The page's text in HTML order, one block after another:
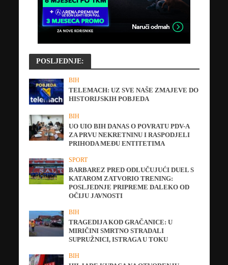
POSLJEDNJE:
BIH
TELEMACH: UZ SVE NAŠE ZMAJEVE DO
HISTORIJSKIH POBJEDA
BIH
UO UIO BIH DANAS O POVRATU PDV-A
ZA PRVU NEKRETNINU I RASPODJELI
PRIHODA MEĐU ENTITETIMA
SPORT
BARBAREZ PRED ODLUČUJUĆI DUEL S
KATAROM ZATVORIO TRENING:
POSLJEDNJE PRIPREME DALEKO OD
OČIJU JAVNOSTI
BIH
TRAGEDIJA KOD GRAČANICE: U
MIRIČINI SMRTNO STRADALI
SUPRUŽNICI, ISTRAGA U TOKU
BIH